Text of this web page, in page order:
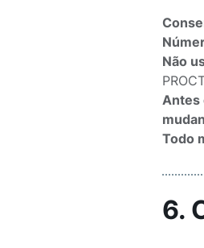
Não
Antes
Todo
6.